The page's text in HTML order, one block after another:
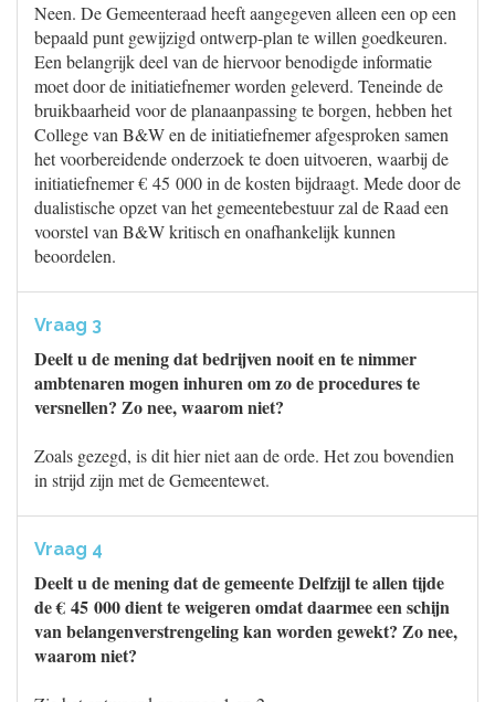
Neen. De Gemeenteraad heeft aangegeven alleen een op een
bepaald punt gewijzigd ontwerp-plan te willen goedkeuren.
Een belangrijk deel van de hiervoor benodigde informatie
moet door de initiatiefnemer worden geleverd. Teneinde de
bruikbaarheid voor de planaanpassing te borgen, hebben het
College van B&W en de initiatiefnemer afgesproken samen
het voorbereidende onderzoek te doen uitvoeren, waarbij de
initiatiefnemer € 45 000 in de kosten bijdraagt. Mede door de
dualistische opzet van het gemeentebestuur zal de Raad een
voorstel van B&W kritisch en onafhankelijk kunnen
beoordelen.
Vraag 3
Deelt u de mening dat bedrijven nooit en te nimmer
ambtenaren mogen inhuren om zo de procedures te
versnellen? Zo nee, waarom niet?
Zoals gezegd, is dit hier niet aan de orde. Het zou bovendien
in strijd zijn met de Gemeentewet.
Vraag 4
Deelt u de mening dat de gemeente Delfzijl te allen tijde
de € 45 000 dient te weigeren omdat daarmee een schijn
van belangenverstrengeling kan worden gewekt? Zo nee,
waarom niet?